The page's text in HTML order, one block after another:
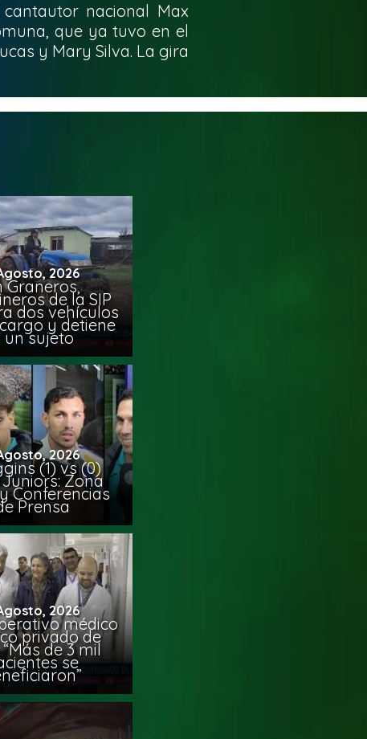
nacional Max
que ya tuvo en el
y Mary Silva. La gira
2026
Graneros,
de la SIP
dos vehículos
y detiene
un sujeto
2026
(1) vs (0)
Zona
Conferencias
Prensa
2026
médico
privado de
de 3 mil
se